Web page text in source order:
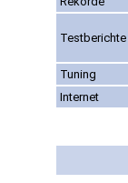
Testberichte
Tuning
Internet